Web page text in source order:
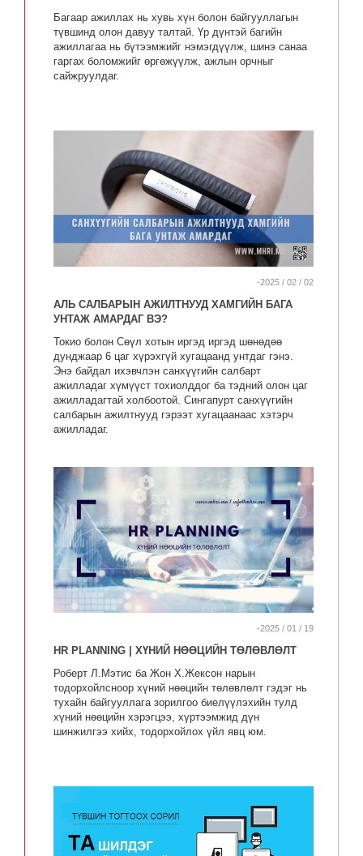
Багаар ажиллах нь хувь хүн болон байгууллагын
түвшинд олон давуу талтай. Үр дүнтэй багийн
ажиллагаа нь бүтээмжийг нэмэгдүүлж, шинэ санаа
гаргах боломжийг өргөжүүлж, ажлын орчныг
сайжруулдаг.
-2025 / 02 / 02
АЛЬ САЛБАРЫН АЖИЛТНУУД ХАМГИЙН БАГА
УНТАЖ АМАРДАГ ВЭ?
Токио болон Сөүл хотын иргэд иргэд шөнөдөө
дунджаар 6 цаг хүрэхгүй хугацаанд унтдаг гэнэ.
Энэ байдал ихэвчлэн санхүүгийн салбарт
ажилладаг хүмүүст тохиолддог ба тэдний олон цаг
ажилладагтай холбоотой. Сингапурт санхүүгийн
салбарын ажилтнууд гэрээт хугацаанаас хэтэрч
ажилладаг.
-2025 / 01 / 19
HR PLANNING | ХҮНИЙ НӨӨЦИЙН ТӨЛӨВЛӨЛТ
Роберт Л.Мэтис ба Жон Х.Жексон нарын
тодорхойлсноор хүний нөөцийн төлөвлөлт гэдэг нь
тухайн байгууллага зорилгоо биелүүлэхийн тулд
хүний нөөцийн хэрэгцээ, хүртээмжид дүн
шинжилгээ хийх, тодорхойлох үйл явц юм.